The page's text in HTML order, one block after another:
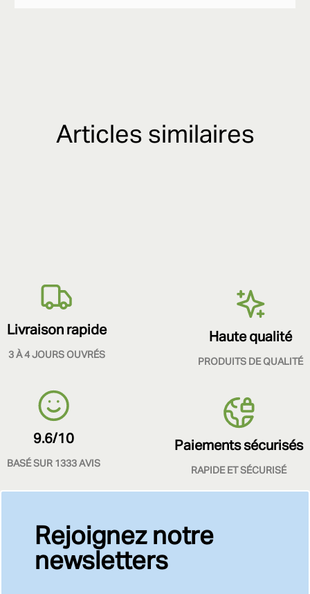
Articles similaires
Livraison rapide
3 À 4 JOURS OUVRÉS
Haute qualité
PRODUITS DE QUALITÉ
9.6/10
BASÉ SUR 1333 AVIS
Paiements sécurisés
RAPIDE ET SÉCURISÉ
Rejoignez notre
newsletters